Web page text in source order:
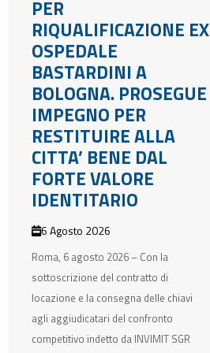
PER
RIQUALIFICAZIONE EX
OSPEDALE
BASTARDINI A
BOLOGNA. PROSEGUE
IMPEGNO PER
RESTITUIRE ALLA
CITTA’ BENE DAL
FORTE VALORE
IDENTITARIO
6 Agosto 2026
Roma, 6 agosto 2026 – Con la
sottoscrizione del contratto di
locazione e la consegna delle chiavi
agli aggiudicatari del confronto
competitivo indetto da INVIMIT SGR